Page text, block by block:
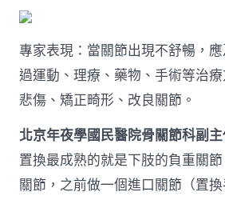
專家表現：當關節出現不舒暢，
過運動、理療、藥物、手術等治
悲傷、矯正畸形、改良關節。
北京年夜學國民醫院骨關節科副主
置換最成熟的就是下肢的負重關
關節，之前做一個進口關節（置